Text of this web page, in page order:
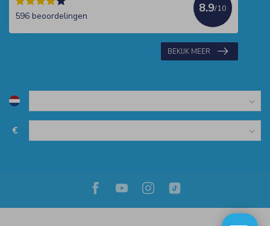
596 beoordelingen
8.9/10
BEKIJK MEER
€